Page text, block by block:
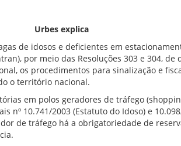
Urbes explica
de idosos e deficientes em
por meio das Resoluções 303 e 304, de
os procedimentos para sinalização e
o território nacional.
em polos geradores de tráfego
nº 10.741/2003 (Estatuto do Idoso) e
de tráfego há a obrigatoriedade de